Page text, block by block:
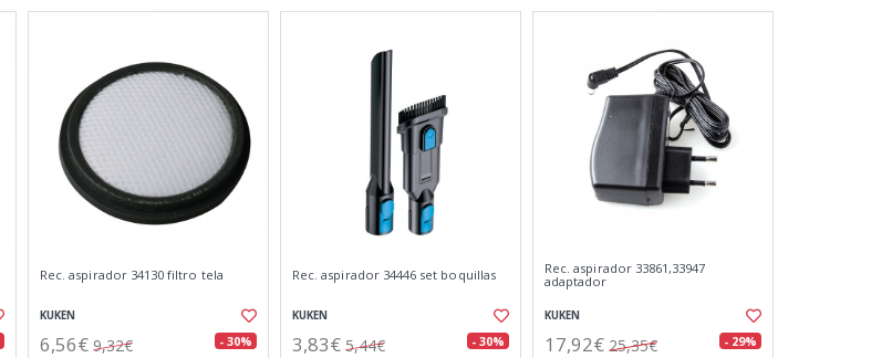
Rec. aspirador 34130 filtro tela
KUKEN
6,56€ 9,32€ - 30%
Rec. aspirador 34446 set boquillas
KUKEN
3,83€ 5,44€ - 30%
Rec. aspirador 33861,33947
adaptador
KUKEN
17,92€ 25,35€ - 29%